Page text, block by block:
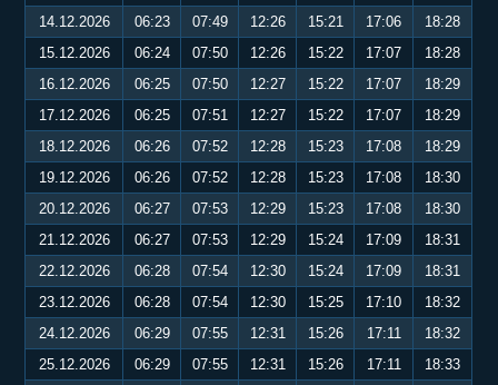
14.12.2026
06:23 07:49 12:26 15:21 17:06
18:28
15.12.2026
06:24 07:50 12:26 15:22 17:07
18:28
16.12.2026
06:25 07:50 12:27 15:22 17:07
18:29
17.12.2026
06:25 07:51 12:27 15:22 17:07
18:29
18.12.2026
06:26 07:52 12:28 15:23 17:08
18:29
19.12.2026
06:26 07:52 12:28 15:23 17:08
18:30
20.12.2026
06:27 07:53 12:29 15:23 17:08
18:30
21.12.2026
06:27 07:53 12:29 15:24 17:09
18:31
22.12.2026
06:28 07:54 12:30 15:24 17:09
18:31
23.12.2026
06:28 07:54 12:30 15:25 17:10
18:32
24.12.2026
06:29 07:55 12:31 15:26 17:11
18:32
25.12.2026
06:29 07:55 12:31 15:26 17:11
18:33